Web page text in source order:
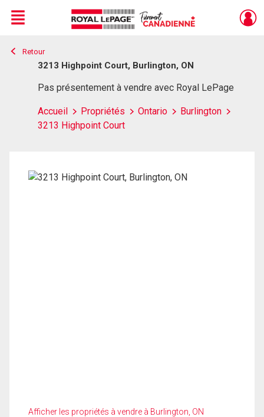
Live
En Direct
Menu
Retour
3213 Highpoint Court, Burlington, ON
Pas présentement à vendre avec Royal LePage
Accueil Propriétés Ontario
Burlington
3213 Highpoint Court
Afficher les propriétés à vendre à Burlington, ON